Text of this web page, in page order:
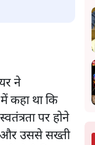
ने
कहा था कि
पर होने
और उससे सख्ती